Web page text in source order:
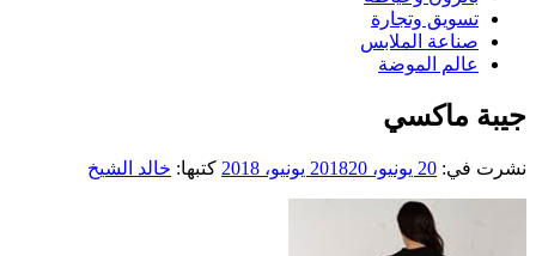
تسويق وتجارة
صناعة الملابس
عالم الموضة
جيبة ماكسي
نشرت في: 20 يونيو، 2018 20 يونيو، 2018 كتبها: خالد الشيخ